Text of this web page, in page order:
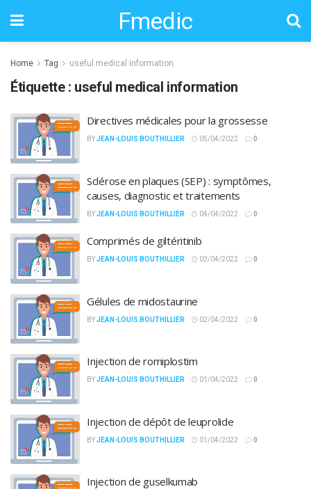
Fmedic
Home Tag useful medical information
Étiquette : useful medical information
Directives médicales pour la grossesse
BYJEAN-LOUIS BOUTHILLIER 05/04/2022 0
Sclérose en plaques (SEP) : symptômes,
causes, diagnostic et traitements
BYJEAN-LOUIS BOUTHILLIER 04/04/2022 0
Comprimés de giltéritinib
BYJEAN-LOUIS BOUTHILLIER 02/04/2022 0
Gélules de midostaurine
BYJEAN-LOUIS BOUTHILLIER 02/04/2022 0
Injection de romiplostim
BYJEAN-LOUIS BOUTHILLIER 01/04/2022 0
Injection de dépôt de leuprolide
BYJEAN-LOUIS BOUTHILLIER 01/04/2022 0
Injection de guselkumab